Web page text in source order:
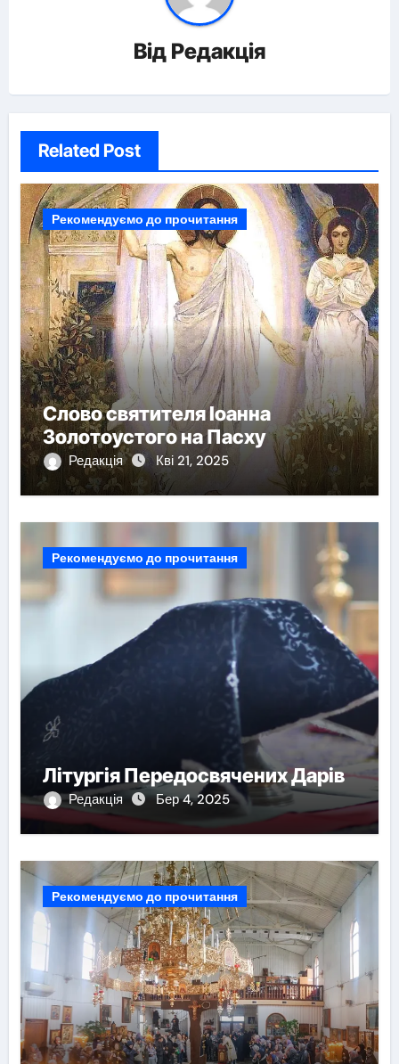
Від Редакція
Related Post
Рекомендуємо до прочитання
Слово святителя Іоанна
Золотоустого на Пасху
Редакція Кві 21, 2025
Рекомендуємо до прочитання
Літургія Передосвячених Дарів
Редакція Бер 4, 2025
Рекомендуємо до прочитання